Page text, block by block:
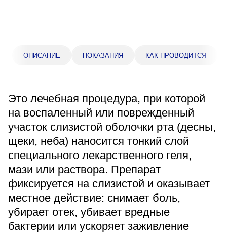
+7 (4742) 55-55-43
Санаторий-профилакторий
«Парус»
Адрес
399000, г. Липецк, Плехановское лесничество,
Ленинский лесхоз, квартал 67
Понедельник — четверг
08:00–16:45
перерыв 12:00–12:30
ОПИСАНИЕ ПОКАЗАНИЯ КАК ПРОВОДИТСЯ
Это лечебная процедура, при которой
на воспаленный или поврежденный
участок слизистой оболочки рта (десны,
щеки, неба) наносится тонкий слой
специального лекарственного геля,
мази или раствора. Препарат
фиксируется на слизистой и оказывает
местное действие: снимает боль,
убирает отек, убивает вредные
бактерии или ускоряет заживление